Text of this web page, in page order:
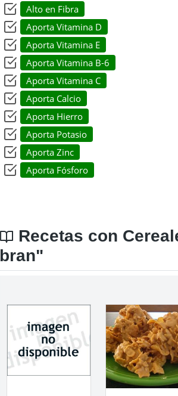
Alto en Fibra
Aporta Vitamina D
Aporta Vitamina E
Aporta Vitamina B-6
Aporta Vitamina C
Aporta Calcio
Aporta Hierro
Aporta Potasio
Aporta Zinc
Aporta Fósforo
Recetas con
bran"